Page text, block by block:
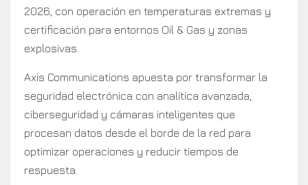
2026, con operación en temperaturas extremas y
certificación para entornos Oil & Gas y zonas
explosivas.
Axis Communications apuesta por transformar la
seguridad electrónica con analítica avanzada,
ciberseguridad y cámaras inteligentes que
procesan datos desde el borde de la red para
optimizar operaciones y reducir tiempos de
respuesta.